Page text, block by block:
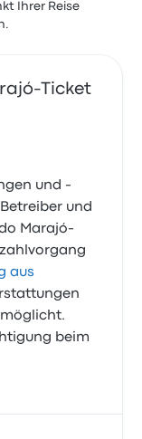
Ihrer Reise
Ticket
und -
und
Marajó-
aus
beim